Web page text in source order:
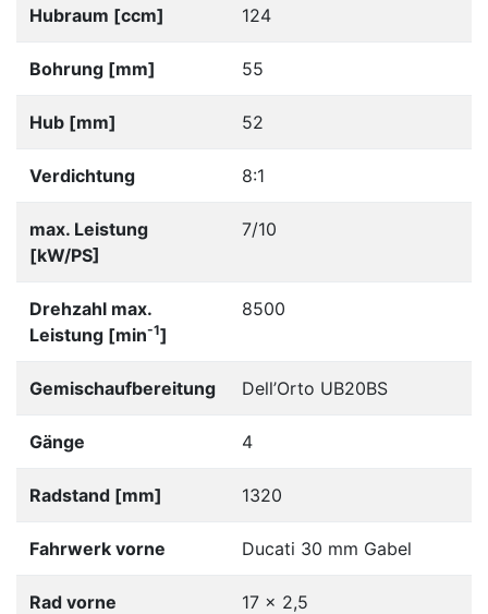
Hubraum [ccm] 124
Bohrung [mm] 55
Hub [mm] 52
Verdichtung 8:1
max. Leistung
[kW/PS]
7/10
Drehzahl max.
Leistung [min-1]
8500
Gemischaufbereitung Dell’Orto UB20BS
Gänge 4
Radstand [mm] 1320
Fahrwerk vorne Ducati 30 mm Gabel
Rad vorne 17 x 2,5